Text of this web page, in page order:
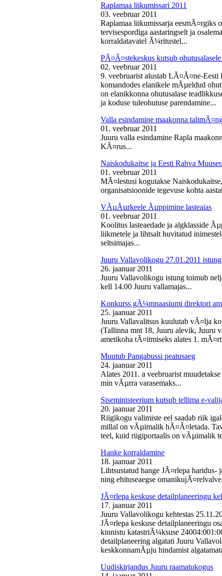
Raplamaa liikumissari 2011
03. veebruar 2011
Raplamaa liikumissarja eesmÃ¤rgiks
tervisespordiga aastaringselt ja
korraldatavatel Ã¼ritustel...
PÃ¤Ã¤stekeskus kutsub
02. veebruar 2011
9. veebruarist alustab LÃ¤Ã¤ne-
komandodes elanikele mÃµeldud
on elanikkonna ohutusalase
ja koduse tuleohutuse parendamine...
Valla esindamine maakonna
01. veebruar 2011
Juuru valla esindamine Rapla
KÃ¤rus...
Naiskodukaitse ja Eesti Rahva
01. veebruar 2011
MÃ¤lestusi kogutakse
organisatsioonide tegevuse kohta
VÃµÃµrkeele Ãµppimine lasteaias
01. veebruar 2011
Koolitus lasteaedade ja algklasside
liikmetele ja lihtsalt huvitatud
seltsimajas...
Juuru Vallavolikogu 27.01.2011 istung
26. jaanuar 2011
Juuru Vallavolikogu istung toimub
kell 14.00 Juuru vallamajas...
Konkurss gÃ¼mnaasiumi direktori
25. jaanuar 2011
Juuru Vallavalitsus kuulutab vÃ¤lja
(Tallinna mnt 18, Juuru alevik, Juuru
ametikoha tÃ¤itmiseks alates 1.
Muutub Pangabussi peatusaeg
24. jaanuar 2011
Alates 2011. a veebruarist
min vÃµrra varasemaks...
Siseministeerium kutsub tellima e-
20. jaanuar 2011
Riigikogu valimiste eel saadab riik
millal on vÃµimalik hÃ¤Ã¤letada.
teel, kuid riigiportaalis on vÃµimalik
Hanke korraldamine
18. jaanuar 2011
Lihtsustatud hange JÃ¤rlepa
ning ehituseaegse
JÃ¤rlepa keskuse detailplaneeringu
17. jaanuar 2011
Juuru Vallavolikogu kehtestas
JÃ¤rlepa keskuse detailplaneeringu
kinnistu katastriÃ¼ksuse
detailplaneering algatati Juuru
keskkonnamÃµju hindamist
Uudiskirjandus Juuru raamatukogus